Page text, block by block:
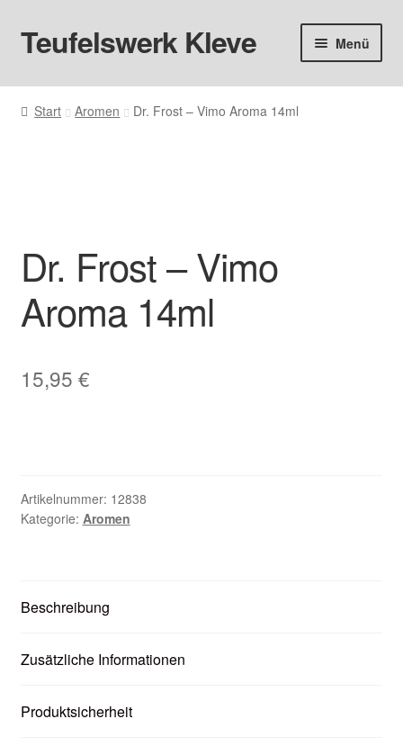
Zur
Navigation
Zum
Inhalt
Teufelswerk Kleve Menü
Startseite
Big Puff
Aromen
Basen & Nikotin
Kontaktformular
Unsere Standorte
Start Aromen Dr. Frost – Vimo Aroma 14ml
Dr. Frost – Vimo
Aroma 14ml
15,95 €
Artikelnummer: 12838
Kategorie: Aromen
Beschreibung
Zusätzliche Informationen
Produktsicherheit